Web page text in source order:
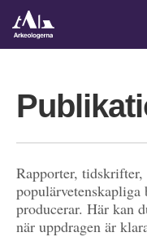
Rapporter,
producerar. Här kan
när uppdragen är